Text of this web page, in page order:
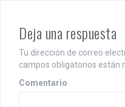
g
a
c
i
Deja una respuesta
Tu dirección de correo
campos obligatorios están
Comentario